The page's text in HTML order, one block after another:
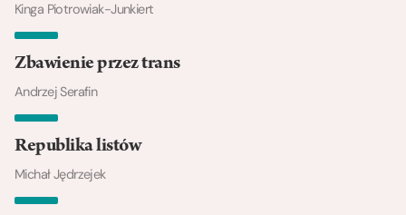
Kinga Piotrowiak-Junkiert
Zbawienie przez trans
Andrzej Serafin
Republika listów
Michał Jędrzejek